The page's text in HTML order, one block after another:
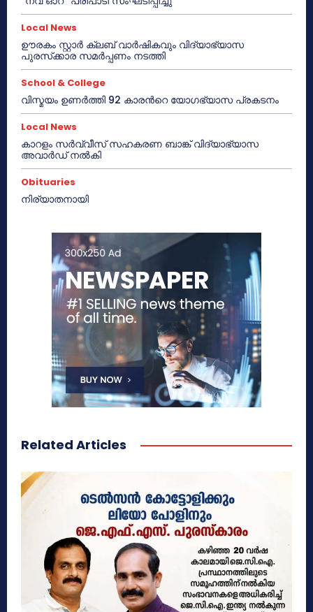
Local News
ഊരകം സ്റ്റാർ ക്ലബ് വാർഷികവും വിദ്യാഭ്യാസ
പുരസ്‌ക്കാര സമർപ്പണം നടത്തി
School & College
വിസ്മയം ഉണർത്തി 92 കാരൻറെ യോഗഭ്യാസ പ്രകടനം
Local News
കാറളം സർവ്വീസ് സഹകരണ ബാങ്ക് വിദ്യാഭ്യാസ
അവാർഡ് നൽകി
Obituaries
നിര്യാതനായി
Related Articles